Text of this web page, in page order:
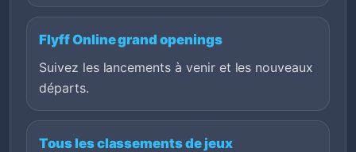
Flyff Online grand openings
Suivez les lancements à venir et les nouveaux
départs.
Tous les classements de jeux